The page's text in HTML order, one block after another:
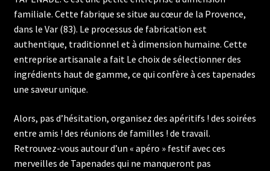
familiale. Cette fabrique se situe au cœur de la Provence,
dans le Var (83). Le processus de fabrication est
authentique, traditionnel et à dimension humaine. Cette
entreprise artisanale a fait Le choix de sélectionner des
ingrédients haut de gamme, ce qui confère à ces tapenades
une saveur unique.
Alors, pas d’hésitation, organisez des apéritifs ! des soirées
entre amis ! des réunions de familles ! de travail.
Retrouvez-vous autour d’un « apéro » festif avec ces
merveilles de Tapenades qui ne manqueront pas